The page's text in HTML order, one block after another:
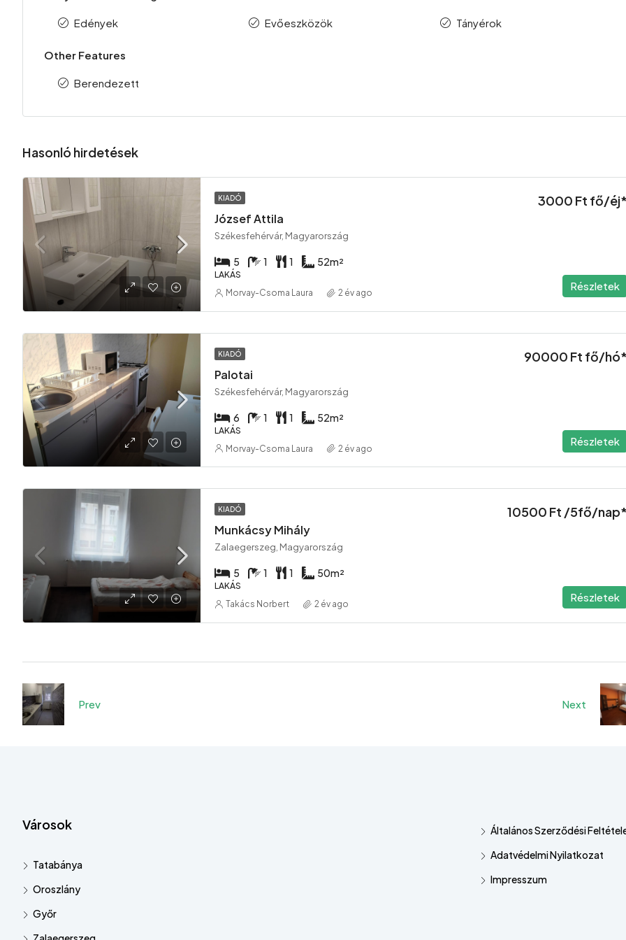
Edények Evőeszközök Tányérok
Other Features
Berendezett
Hasonló hirdetések
KIADÓ
József Attila
3000 Ft fő/
Székesfehérvár, Magyarország
5 1 1 52m²
LAKÁS
Részletek
Morvay-Csoma Laura 2 év ago
KIADÓ
Palotai
90000 Ft fő/
Székesfehérvár, Magyarország
6 1 1 52m²
LAKÁS
Részletek
Morvay-Csoma Laura 2 év ago
KIADÓ
Munkácsy Mihály
10500 Ft /5fő/
Zalaegerszeg, Magyarország
5 1 1 50m²
LAKÁS
Részletek
Takács Norbert 2 év ago
Prev Next
Városok
Tatabánya
Oroszlány
Győr
Általános Szerződési
Adatvédelmi Nyilatkozat
Impresszum